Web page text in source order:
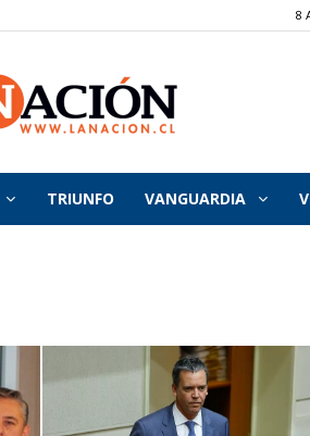
8
La
Nación
TRIUNFO VANGUARDIA